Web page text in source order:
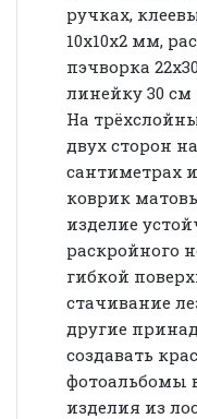
ручках,
10х10х2 мм,
пэчворка
линейку 30
На
двух сторон
сантиметрах
коврик
изделие
раскройного
гибкой
стачивание
другие
создавать
фотоальбомы
изделия из